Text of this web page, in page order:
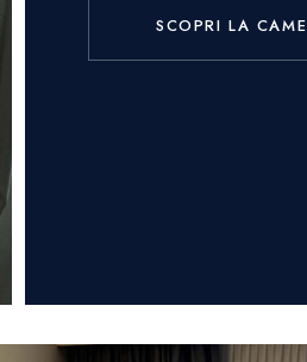
SCOPRI LA